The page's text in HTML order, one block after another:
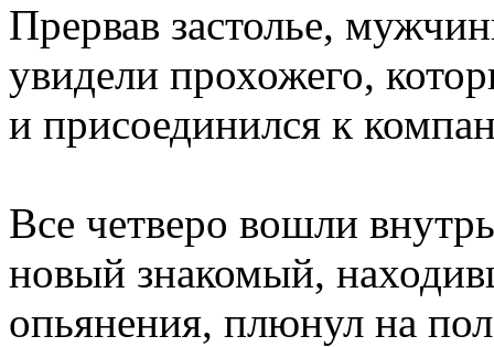
Прервав застолье,
увидели прохожего,
и присоединился к
Все четверо вошли
новый знакомый,
опьянения, плюнул на